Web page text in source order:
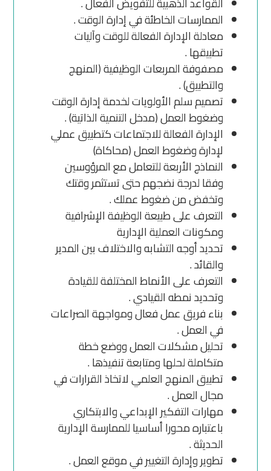
الممارسات الخاطئة في إدارة الوقت .
معادلة الإدارة الفعالة للوقت وآليات
تطبيقها .
مصفوفة المربعات الوظيفية (المنهج
والتطبيق) .
تصميم سلم الأولويات لخدمة إدارة الوقت
وضغوط العمل (مدخل التنمية الذاتية) .
الإدارة الفعالة للاجتماعات كتطبيق عملي
لإدارة وضغوط العمل (محاكاة)
النماذج الأربعة للتعامل مع المرؤوسين
وفقا لدرجة نضجهم حتى تستثمر وقتك
وتخفض من ضغوط عملك .
التعرف على طبيعة الوظيفة الإشرافية
ومكونات العملية الإدارية
تحديد أوجه التشابه والاختلاف بين المدير
والقائد .
التعرف على الأنماط المختلفة للقيادة
وتحديد نمطه القيادي .
بناء فريق عمل فعال ومواجهة الصراعات
في العمل .
تحليل مشكلات العمل ووضع خطة
متكاملة لحلها ومتابعة تنفيذها .
تطبيق المنهج العلمي لاتخاذ القرارات في
مجال العمل .
مهارات التفكير الإبداعي والابتكاري
باعتباره محورا أساسيا للممارسة الإدارية
الحديثة .
تطوير وإدارة التغيير في موقع العمل .